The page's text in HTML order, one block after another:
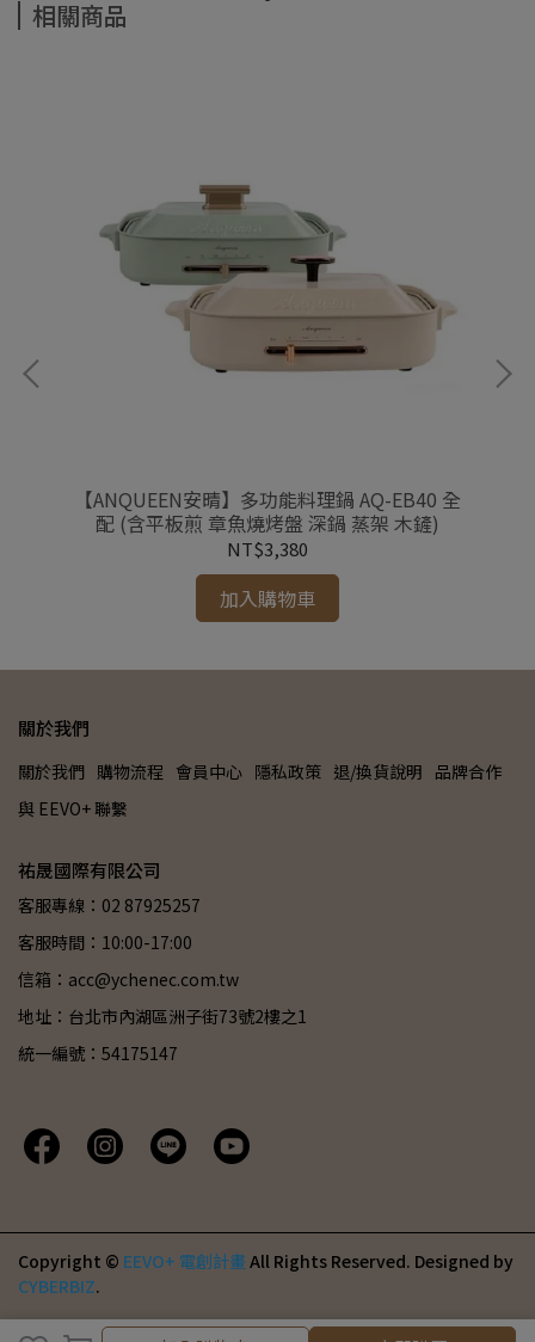
加入購物車
相關商品
【ANQUEEN安晴】多功能料理鍋 AQ-EB40 全
配 (含平板煎 章魚燒烤盤 深鍋 蒸架 木鏟)
NT$3,380
加入購物車
關於我們
關於我們 購物流程 會員中心 隱私政策 退/換貨說明 品牌合作
與 EEVO+ 聯繫
祐晟國際有限公司
客服專線：02 87925257
客服時間：10:00-17:00
信箱：acc@ychenec.com.tw
地址：台北市內湖區洲子街73號2樓之1
統一編號：54175147
Copyright © EEVO+ 電創計畫All Rights Reserved. Designed by
CYBERBIZ.